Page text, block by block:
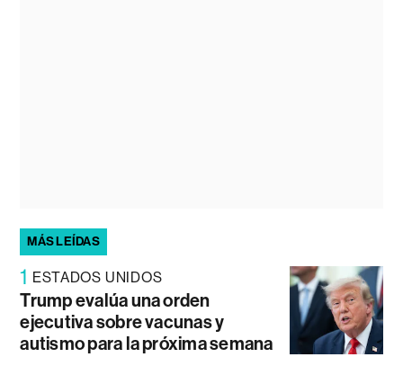
MÁS LEÍDAS
1 ESTADOS UNIDOS
Trump evalúa una orden
ejecutiva sobre vacunas y
autismo para la próxima semana